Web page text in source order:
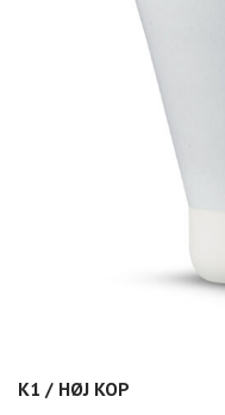
K1 / HØJ KOP